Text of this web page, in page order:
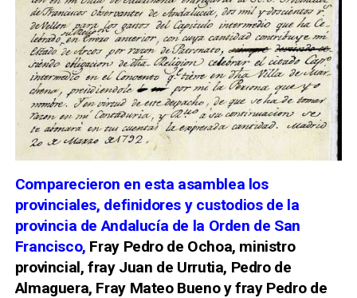
Comparecieron en esta asamblea los
provinciales, definidores y custodios de la
provincia de Andalucía de la Orden de San
Francisco, Fray Pedro de Ochoa, ministro
provincial, fray Juan de Urrutia, Pedro de
Almaguera, Fray Mateo Bueno y fray Pedro de